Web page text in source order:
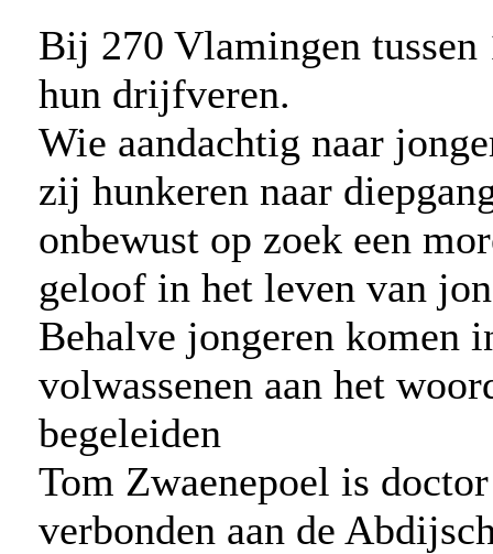
Bij 270 Vlamingen tussen
hun drijfveren.
Wie aandachtig naar
zij hunkeren naar
onbewust op zoek een
geloof in het leven van
Behalve jongeren komen
volwassenen aan het
begeleiden
Tom Zwaenepoel is
verbonden aan de